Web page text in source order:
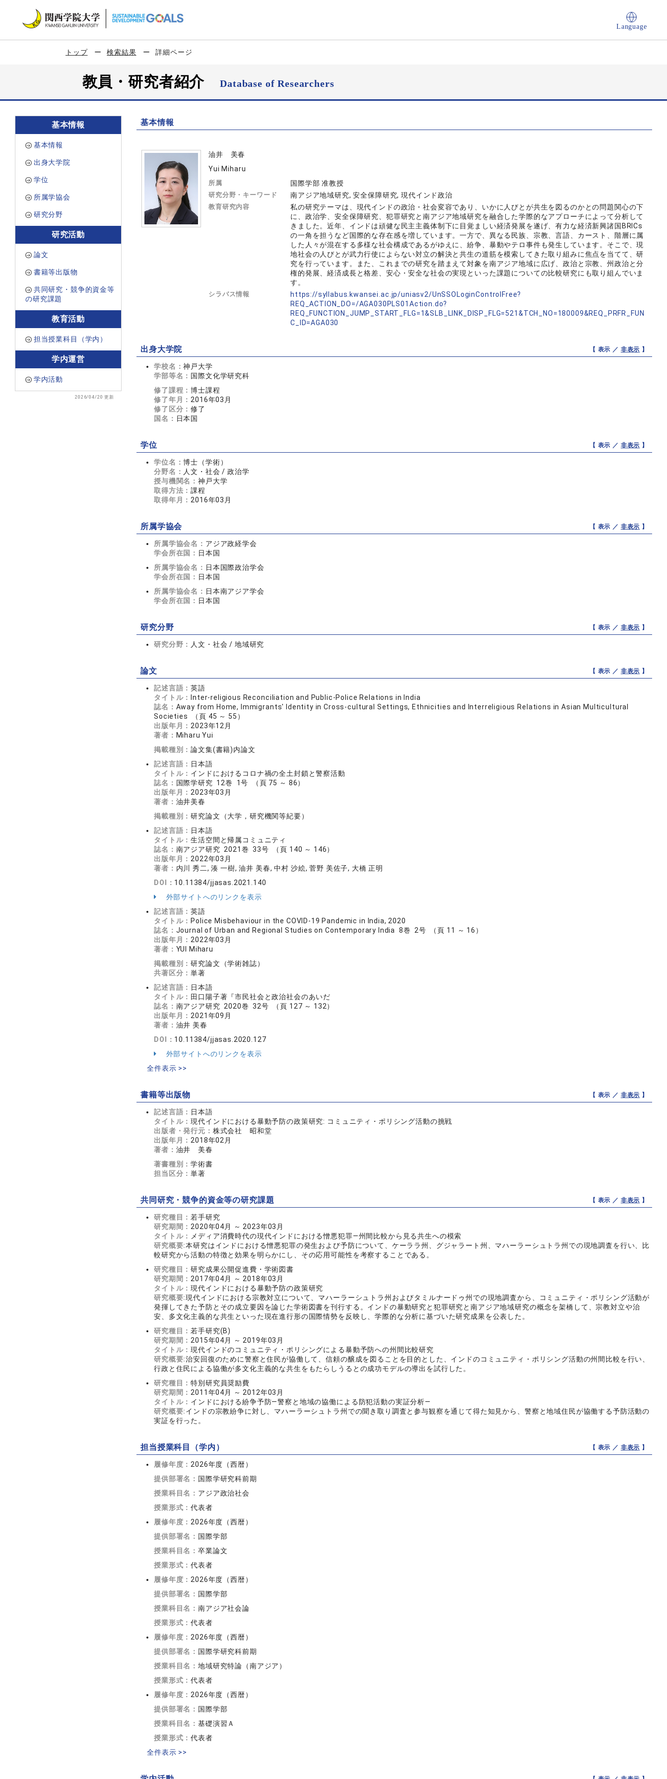
Language
トップ 検索結果 詳細ページ
教員・研究者紹介Database of Researchers
基本情報
基本情報
出身大学院
学位
所属学協会
研究分野
研究活動
論文
書籍等出版物
共同研究・競争的資金等
の研究課題
教育活動
担当授業科目（学内）
学内運営
学内活動
2026/04/20 更新
基本情報
油井 美春
Yui Miharu
所属 国際学部 准教授
研究分野・キーワード 南アジア地域研究, 安全保障研究, 現代インド政治
教育研究内容
私の研究テーマは、現代インドの政治・社会変容であり、いかに人びとが共生を図るのかとの問題関心の下
に、政治学、安全保障研究、犯罪研究と南アジア地域研究を融合した学際的なアプローチによって分析して
きました。近年、インドは頑健な民主主義体制下に目覚ましい経済発展を遂げ、有力な経済新興諸国BRICs
の一角を担うなど国際的な存在感を増しています。一方で、異なる民族、宗教、言語、カースト、階層に属
した人々が混在する多様な社会構成であるがゆえに、紛争、暴動やテロ事件も発生しています。そこで、現
地社会の人びとが武力行使によらない対立の解決と共生の道筋を模索してきた取り組みに焦点を当てて、研
究を行っています。また、これまでの研究を踏まえて対象を南アジア地域に広げ、政治と宗教、州政治と分
権的発展、経済成長と格差、安心・安全な社会の実現といった課題についての比較研究にも取り組んでいま
す。
シラバス情報
https://syllabus.kwansei.ac.jp/uniasv2/UnSSOLoginControlFree?
REQ_ACTION_DO=/AGA030PLS01Action.do?
REQ_FUNCTION_JUMP_START_FLG=1&SLB_LINK_DISP_FLG=521&TCH_NO=180009&REQ_PRFR_FUN
C_ID=AGA030
出身大学院 【 表示 ／ 非表示 】
学校名：神戸大学
学部等名： 国際文化学研究科
修了課程：博士課程
修了年月： 2016年03月
修了区分：修了
国名： 日本国
学位 【 表示 ／ 非表示 】
学位名：博士（学術）
分野名： 人文・社会 / 政治学
授与機関名：神戸大学
取得方法：課程
取得年月： 2016年03月
所属学協会 【 表示 ／ 非表示 】
所属学協会名： アジア政経学会
学会所在国： 日本国
所属学協会名： 日本国際政治学会
学会所在国： 日本国
所属学協会名： 日本南アジア学会
学会所在国： 日本国
研究分野 【 表示 ／ 非表示 】
研究分野： 人文・社会 / 地域研究
論文 【 表示 ／ 非表示 】
記述言語：英語
タイトル：
Inter-religious Reconciliation and Public-Police Relations in India
誌名： Away from Home, Immigrants' Identity in Cross-cultural Settings, Ethnicities and Interreligious Relations in Asian Multicultural
Societies （頁 45 ～ 55）
出版年月： 2023年12月
著者： Miharu Yui
掲載種別：論文集(書籍)内論文
記述言語： 日本語
タイトル： インドにおけるコロナ禍の全土封鎖と警察活動
誌名： 国際学研究 12巻 1号 （頁 75 ～ 86）
出版年月： 2023年03月
著者： 油井美春
掲載種別：研究論文（大学，研究機関等紀要）
記述言語： 日本語
タイトル：生活空間と帰属コミュニティ
誌名： 南アジア研究 2021巻 33号 （頁 140 ～ 146）
出版年月： 2022年03月
著者： 内川 秀二, 湊 一樹, 油井 美春, 中村 沙絵, 菅野 美佐子, 大橋 正明
DOI： 10.11384/jjasas.2021.140
外部サイトへのリンクを表示
記述言語：英語
タイトル： Police Misbehaviour in the COVID-19 Pandemic in India, 2020
誌名： Journal of Urban and Regional Studies on Contemporary India 8巻 2号 （頁 11 ～ 16）
出版年月： 2022年03月
著者： YUI Miharu
掲載種別：研究論文（学術雑誌）
共著区分：単著
記述言語： 日本語
タイトル： 田口陽子著『市民社会と政治社会のあいだ
誌名： 南アジア研究 2020巻 32号 （頁 127 ～ 132）
出版年月： 2021年09月
著者： 油井 美春
DOI： 10.11384/jjasas.2020.127
外部サイトへのリンクを表示
全件表示 >>
書籍等出版物 【 表示 ／ 非表示 】
記述言語： 日本語
タイトル：現代インドにおける暴動予防の政策研究: コミュニティ・ポリシング活動の挑戦
出版者・発行元： 株式会社 昭和堂
出版年月： 2018年02月
著者： 油井 美春
著書種別：学術書
担当区分：単著
共同研究・競争的資金等の研究課題 【 表示 ／ 非表示 】
研究種目：若手研究
研究期間： 2020年04月 ～ 2023年03月
タイトル：
メディア消費時代の現代インドにおける憎悪犯罪―州間比較から見る共生への模索
研究概要:本研究はインドにおける憎悪犯罪の発生および予防について、ケーララ州、グジャラート州、マハーラーシュトラ州での現地調査を行い、比
較研究から活動の特徴と効果を明らかにし、その応用可能性を考察することである。
研究種目：研究成果公開促進費・学術図書
研究期間： 2017年04月 ～ 2018年03月
タイトル：現代インドにおける暴動予防の政策研究
研究概要:現代インドにおける宗教対立について、マハーラーシュトラ州およびタミルナードゥ州での現地調査から、コミュニティ・ポリシング活動が
発揮してきた予防とその成立要因を論じた学術図書を刊行する。インドの暴動研究と犯罪研究と南アジア地域研究の概念を架橋して、宗教対立や治
安、多文化主義的な共生といった現在進行形の国際情勢を反映し、学際的な分析に基づいた研究成果を公表した。
研究種目：若手研究(B)
研究期間： 2015年04月 ～ 2019年03月
タイトル：現代インドのコミュニティ・ポリシングによる暴動予防への州間比較研究
研究概要:治安回復のために警察と住民が協働して、信頼の醸成を図ることを目的とした、インドのコミュニティ・ポリシング活動の州間比較を行い、
行政と住民による協働が多文化主義的な共生をもたらしうるとの成功モデルの導出を試行した。
研究種目：特別研究員奨励費
研究期間： 2011年04月 ～ 2012年03月
タイトル： インドにおける紛争予防―警察と地域の協働による防犯活動の実証分析―
研究概要:インドの宗教紛争に対し、マハーラーシュトラ州での聞き取り調査と参与観察を通じて得た知見から、警察と地域住民が協働する予防活動の
実証を行った。
担当授業科目（学内） 【 表示 ／ 非表示 】
履修年度： 2026年度（西暦）
提供部署名： 国際学研究科前期
授業科目名： アジア政治社会
授業形式：代表者
履修年度： 2026年度（西暦）
提供部署名： 国際学部
授業科目名：卒業論文
授業形式：代表者
履修年度： 2026年度（西暦）
提供部署名： 国際学部
授業科目名：南アジア社会論
授業形式：代表者
履修年度： 2026年度（西暦）
提供部署名： 国際学研究科前期
授業科目名：地域研究特論（南アジア）
授業形式：代表者
履修年度： 2026年度（西暦）
提供部署名： 国際学部
授業科目名：基礎演習Ａ
授業形式：代表者
全件表示 >>